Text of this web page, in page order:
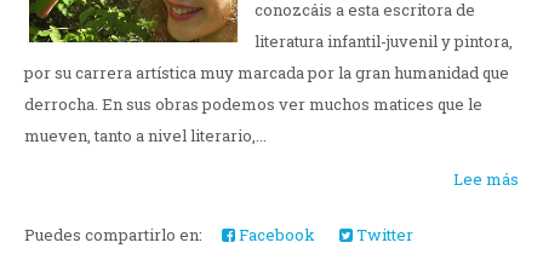
conozcáis a esta escritora de
literatura infantil-juvenil y pintora,
por su carrera artística muy marcada por la gran humanidad que
derrocha. En sus obras podemos ver muchos matices que le
mueven, tanto a nivel literario,...
Lee más
Puedes compartirlo en: Facebook
Twitter